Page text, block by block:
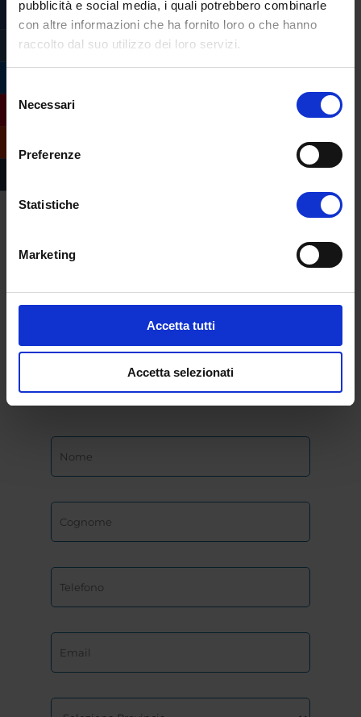
pubblicità e social media, i quali potrebbero combinarle
con altre informazioni che ha fornito loro o che hanno
raccolto dal suo utilizzo dei loro servizi.
delNecessari
Preferenze
Statistiche
Marketing
Accetta tutti
Accetta selezionati
richiedi informazioni
sull’offerta formativa
dell’Università
eCampus